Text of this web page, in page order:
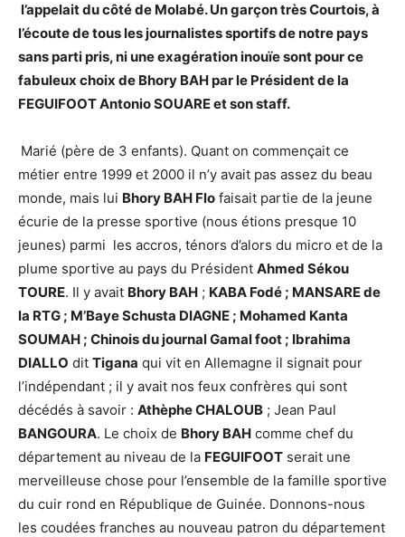
l’appelait du côté de Molabé. Un garçon très Courtois, à
l’écoute de tous les journalistes sportifs de notre pays
sans parti pris, ni une exagération inouïe sont pour ce
fabuleux choix de Bhory BAH par le Président de la
FEGUIFOOT Antonio SOUARE et son staff.
Marié (père de 3 enfants). Quant on commençait ce
métier entre 1999 et 2000 il n’y avait pas assez du beau
monde, mais lui Bhory BAH Flo faisait partie de la jeune
écurie de la presse sportive (nous étions presque 10
jeunes) parmi les accros, ténors d’alors du micro et de la
plume sportive au pays du Président Ahmed Sékou
TOURE. Il y avait Bhory BAH ; KABA Fodé ; MANSARE de
la RTG ; M’Baye Schusta DIAGNE ; Mohamed Kanta
SOUMAH ; Chinois du journal Gamal foot ; Ibrahima
DIALLO dit Tigana qui vit en Allemagne il signait pour
l’indépendant ; il y avait nos feux confrères qui sont
décédés à savoir : Athèphe CHALOUB ; Jean Paul
BANGOURA. Le choix de Bhory BAH comme chef du
département au niveau de la FEGUIFOOT serait une
merveilleuse chose pour l’ensemble de la famille sportive
du cuir rond en République de Guinée. Donnons-nous
les coudées franches au nouveau patron du département